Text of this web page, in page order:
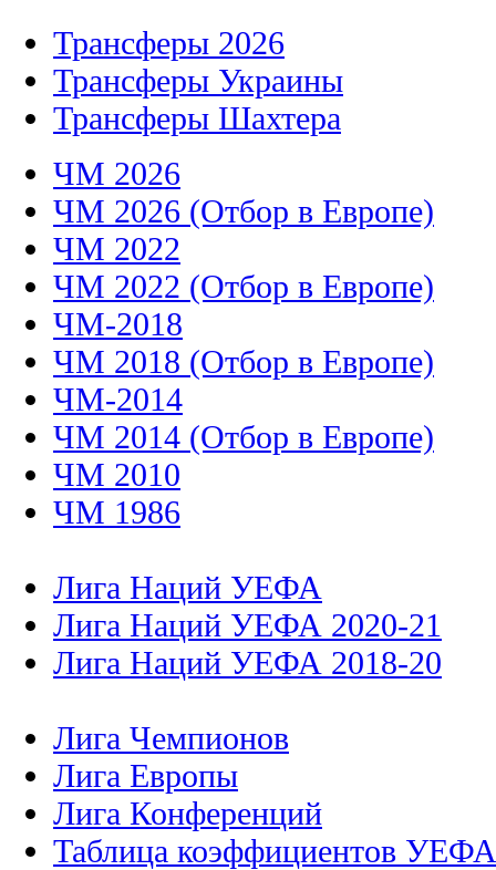
Трансферы 2026
Трансферы Украины
Трансферы Шахтера
ЧМ 2026
ЧМ 2026 (Отбор в Европе)
ЧМ 2022
ЧМ 2022 (Отбор в Европе)
ЧМ-2018
ЧМ 2018 (Отбор в Европе)
ЧМ-2014
ЧМ 2014 (Отбор в Европе)
ЧМ 2010
ЧМ 1986
Лига Наций УЕФА
Лига Наций УЕФА 2020-21
Лига Наций УЕФА 2018-20
Лига Чемпионов
Лига Европы
Лига Конференций
Таблица коэффициентов УЕФА